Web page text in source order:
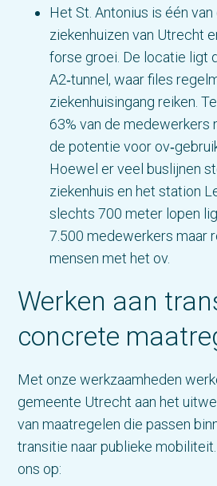
Het St. Antonius is één
ziekenhuizen van Utrecht
forse groei. De locatie ligt
A2‑tunnel, waar files
ziekenhuisingang reiken.
63% van de medewerkers
de potentie voor
Hoewel er veel buslijnen
ziekenhuis en het station
slechts 700 meter lopen
7.500 medewerkers maar
mensen met het ov.
Werken aan
concrete
Met onze werkzaamheden
gemeente Utrecht aan het
van maatregelen die passen
transitie naar publieke
ons op: